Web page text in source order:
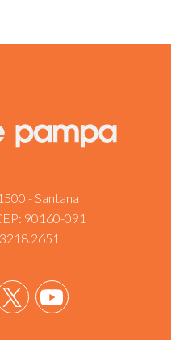
- Santana
90160-091